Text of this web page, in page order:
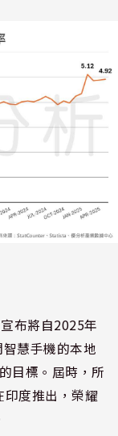
布將自2025年
慧手機的本地
目標。屆時，所
印度推出，榮耀